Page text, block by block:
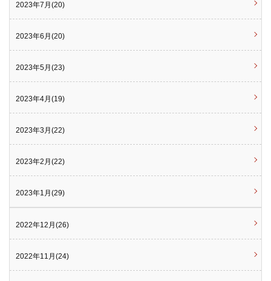
2023年7月(20)
2023年6月(20)
2023年5月(23)
2023年4月(19)
2023年3月(22)
2023年2月(22)
2023年1月(29)
2022年12月(26)
2022年11月(24)